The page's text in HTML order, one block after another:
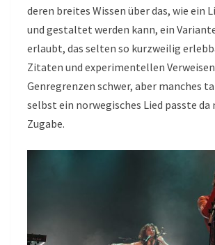
deren breites Wissen über das, wie ein
und gestaltet werden kann, ein
erlaubt, das selten so kurzweilig
Zitaten und experimentellen
Genregrenzen schwer, aber manches
selbst ein norwegisches Lied passte da
Zugabe.